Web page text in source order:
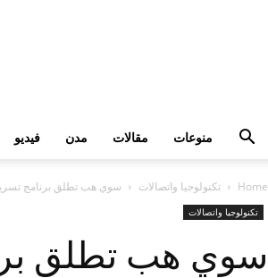
فيديو مدن مقالات منوعات
Home تكنولوجيا واتصالات سوي هب تطلق برنامج تسريع عالمي
تكنولوجيا واتصالات
سوي هب تطلق